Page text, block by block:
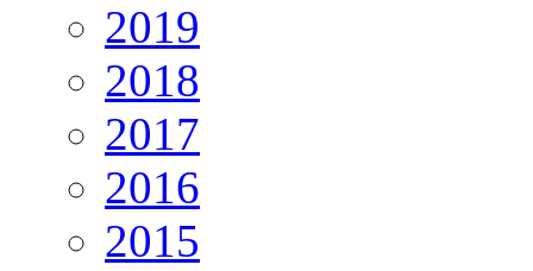
2019
2018
2017
2016
2015